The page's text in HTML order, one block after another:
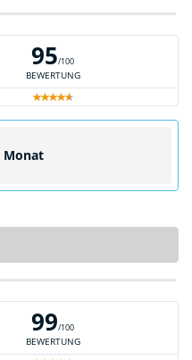
95/100
BEWERTUNG
Monat
99/100
BEWERTUNG